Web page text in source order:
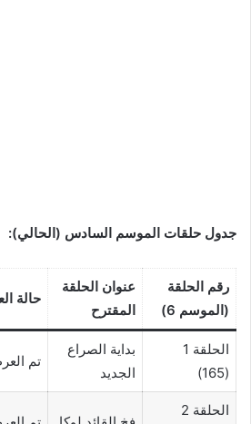
جدول حلقات الموسم السادس (الحالي):
رقم الحلقة
(الموسم 6)
عنوان الحلقة
المقترح
حالة
الحلقة 1
(165)
بداية الصراع
الجديد
تم
الحلقة 2